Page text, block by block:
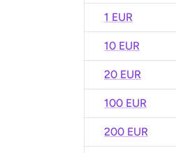
1 EUR
10 EUR
20 EUR
100 EUR
200 EUR